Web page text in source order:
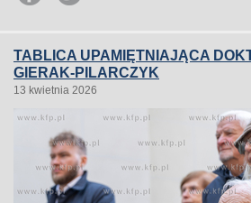
TABLICA UPAMIĘTNIAJĄCA
GIERAK-PILARCZYK
13 kwietnia 2026